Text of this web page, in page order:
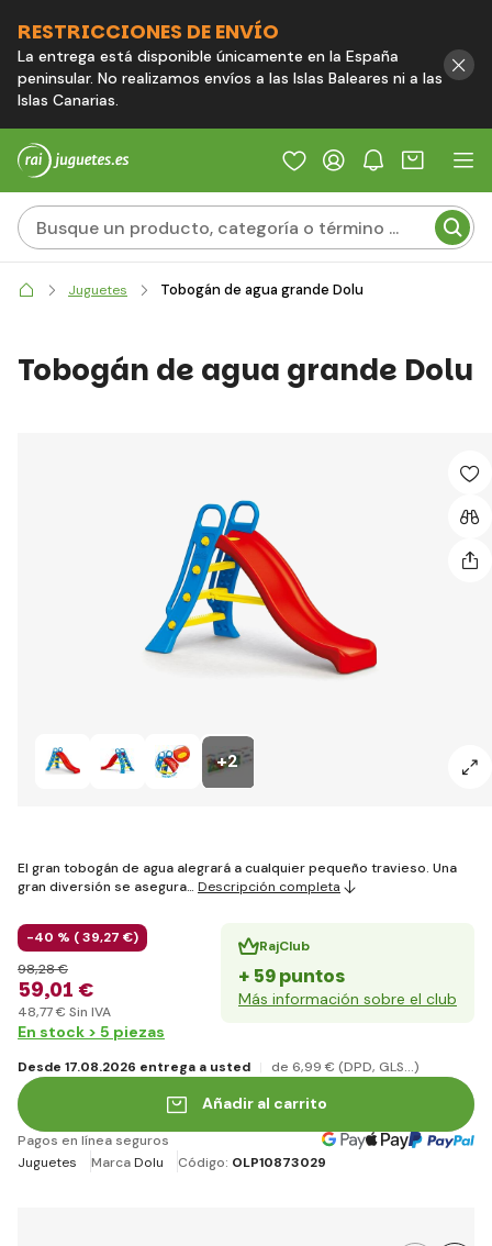
RESTRICCIONES DE ENVÍO
La entrega está disponible únicamente en la España
peninsular. No realizamos envíos a las Islas Baleares ni a las
Islas Canarias.
Juguetes Tobogán de agua grande Dolu
+2
Tobogán de agua grande Dolu
El gran tobogán de agua alegrará a cualquier pequeño travieso. Una
gran diversión se asegura… Descripción completa
-40 % (39,27 €)
59,01 €
98,28 €
48,77 € Sin IVA
RajClub
+ 59 puntos
Más información sobre el club
En stock > 5 piezas
Desde 17.08.2026 entrega a usted de 6,99 € (DPD, GLS...)
Añadir al carrito
Pagos en línea seguros
Juguetes
MarcaDolu Código: OLP10873029